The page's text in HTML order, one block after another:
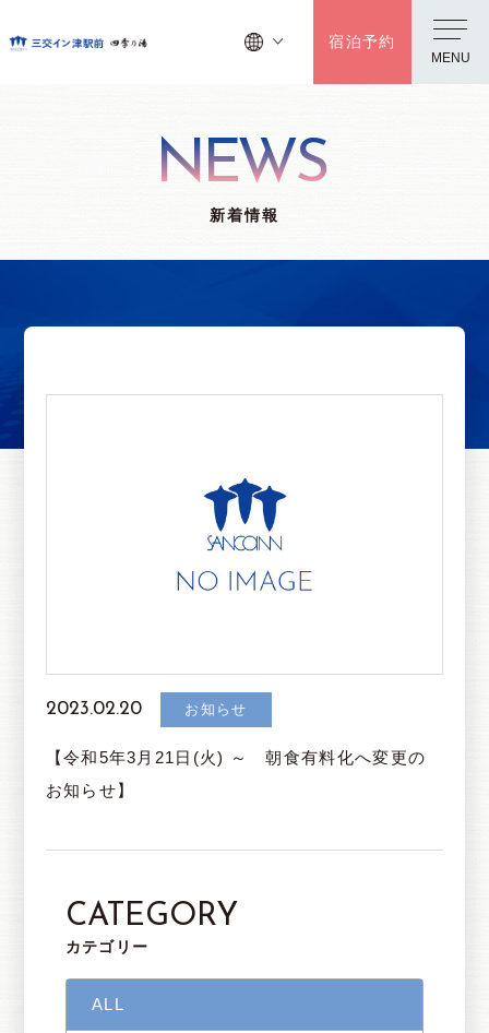
宿泊予約
MENU
NEWS
新着情報
2023.02.20 お知らせ
【令和5年3月21日(火) ～ 朝食有料化へ変更の
お知らせ】
CATEGORY
カテゴリー
ALL